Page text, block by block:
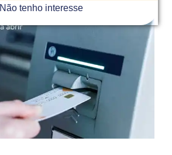
Não tenho interesse